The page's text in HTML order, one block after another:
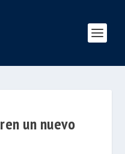
un nuevo